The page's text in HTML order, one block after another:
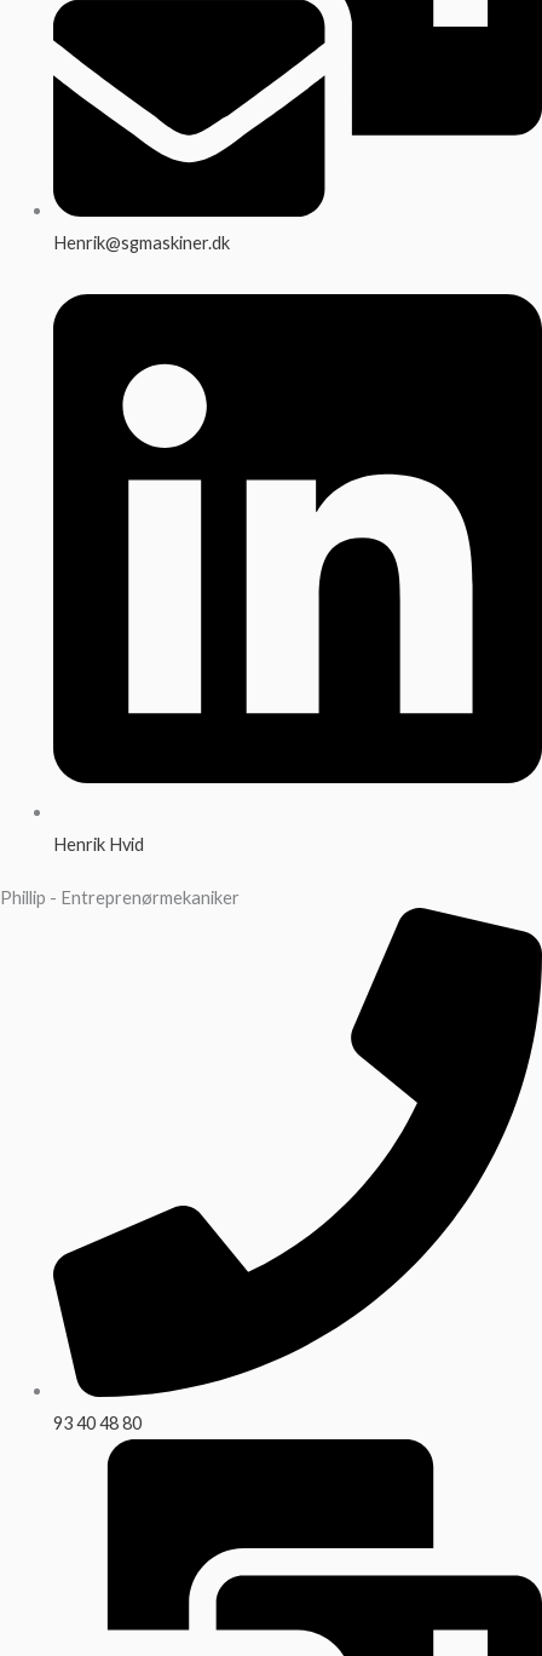
Henrik@sgmaskiner.dk
Henrik Hvid
Phillip - Entreprenørmekaniker
93 40 48 80